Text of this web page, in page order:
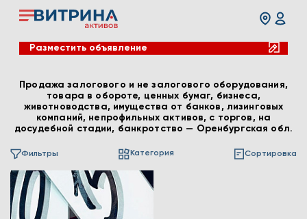
Разместить объявление
Продажа залогового и не залогового оборудования,
товара в обороте, ценных бумаг, бизнеса,
животноводства, имущества от банков, лизинговых
компаний, непрофильных активов, с торгов, на
досудебной стадии, банкротство — Оренбургская обл.
Фильтры Категория Сортировка